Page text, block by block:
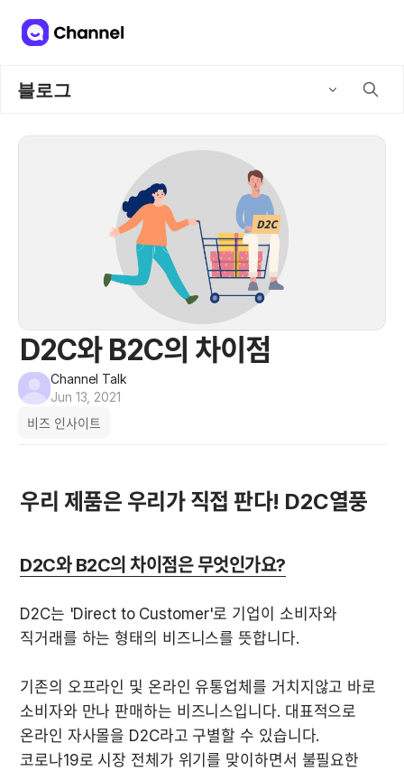
블로그
D2C와 B2C의 차이점
Channel Talk
Jun 13, 2021
비즈 인사이트
우리 제품은 우리가 직접 판다! D2C열풍
D2C와 B2C의 차이점은 무엇인가요?
D2C는 'Direct to Customer'로 기업이 소비자와
직거래를 하는 형태의 비즈니스를 뜻합니다.
기존의 오프라인 및 온라인 유통업체를 거치지않고 바로
소비자와 만나 판매하는 비즈니스입니다. 대표적으로
온라인 자사몰을 D2C라고 구별할 수 있습니다.
코로나19로 시장 전체가 위기를 맞이하면서 불필요한